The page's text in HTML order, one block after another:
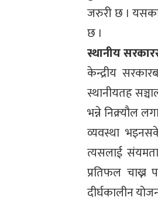
जरुरी छ । यसका
छ ।
स्थानीय
केन्द्रीय
स्थानीयतह
भन्ने निक्र्यौल
व्यवस्था
त्यसलाई
प्रतिफल
दीर्घकालीन